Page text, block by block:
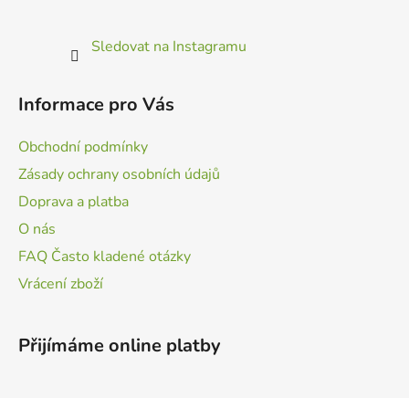
Sledovat na Instagramu
Informace pro Vás
Obchodní podmínky
Zásady ochrany osobních údajů
Doprava a platba
O nás
FAQ Často kladené otázky
Vrácení zboží
Přijímáme online platby